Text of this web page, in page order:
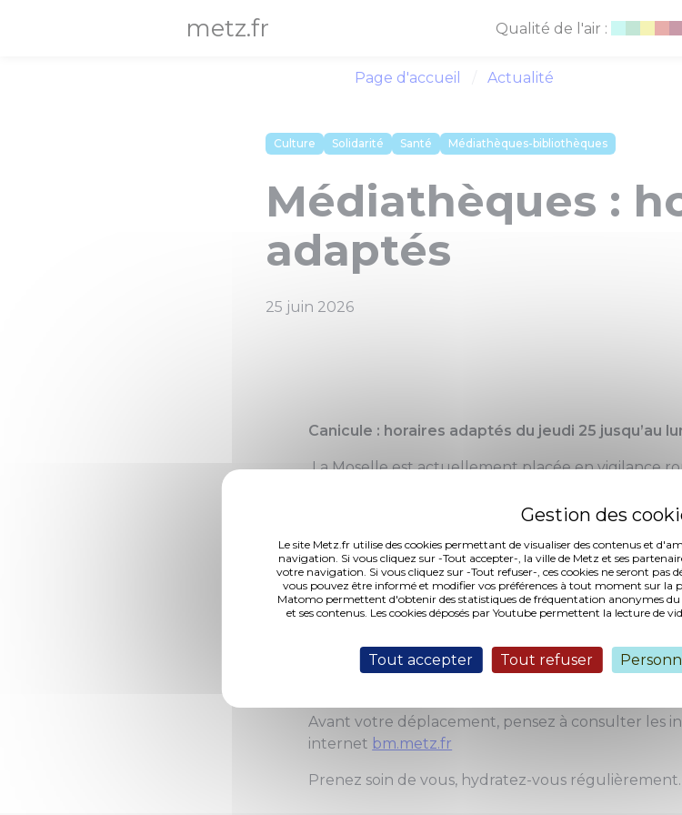
Le site Metz.fr utilise des cookies permettant de visualiser des contenus et
navigation. Si vous cliquez sur -Tout accepter-, la ville de Metz et ses
votre navigation. Si vous cliquez sur -Tout refuser-, ces cookies ne seront pas
vous pouvez être informé et modifier vos préférences à tout moment sur la
Matomo permettent d'obtenir des statistiques de fréquentation anonymes
et ses contenus. Les cookies déposés par Youtube permettent la lecture de
Tout accepter Tout refuser
metz.fr Qualité de l'air :
Page d'accueil Actualité
Culture Solidarité Santé Médiathèques-bibliothèques
Médiathèques :
adaptés
25 juin 2026
Canicule : horaires adaptés du jeudi 25 jusqu’au
La Moselle est actuellement placée en vigilance
Pour vous accueillir dans les meilleures conditions,
Médiathèques de Metz sont temporairement
• La médiathèque Le Phénix maintient ses
Climatisée, elle constitue un véritable îlot de
ou simplement faire une pause à l'abri de la
de leurs horaires habituels.
Avant votre déplacement, pensez à consulter les
internet bm.metz.fr
Prenez soin de vous, hydratez-vous régulièrement.